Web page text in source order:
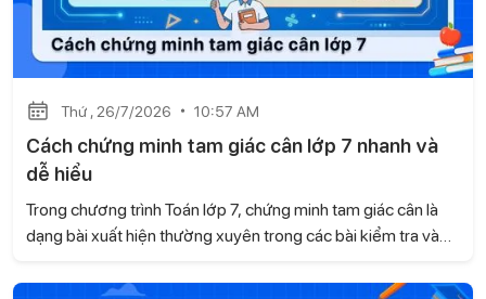
Thứ , 26/7/2026 10:57 AM
Cách chứng minh tam giác cân lớp 7 nhanh và
dễ hiểu
Trong chương trình Toán lớp 7, chứng minh tam giác cân là
dạng bài xuất hiện thường xuyên trong các bài kiểm tra và
tam giác cân cũng như vận dụng linh hoạt các tính chất hình